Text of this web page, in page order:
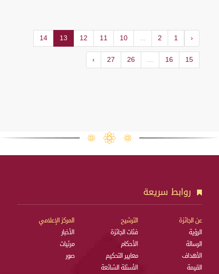
‹
1
2
...
10
11
12
13
14
15
16
...
26
27
›
روابط سريعة
عن الجائزة
الرؤية
الرسالة
الأهداف
القيمة
الترشيح
فئات الجائزة
الأحكام
معايير التحكيم
الأسئلة الشائعة
المركز الإعلامي
الأخبار
مرئيات
صور